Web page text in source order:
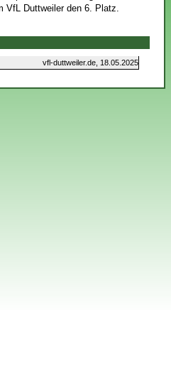
VfL Duttweiler den 6. Platz.
vfl-duttweiler.de, 18.05.2025